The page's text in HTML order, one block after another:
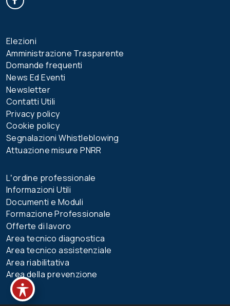
Elezioni
Amministrazione Trasparente
Domande frequenti
News Ed Eventi
Newsletter
Contatti Utili
Privacy policy
Cookie policy
Segnalazioni Whistleblowing
Attuazione misure PNRR
Lʼordine professionale
Informazioni Utili
Documenti e Moduli
Formazione Professionale
Offerte di lavoro
Area tecnico diagnostica
Area tecnico assistenziale
Area riabilitativa
Area della prevenzione